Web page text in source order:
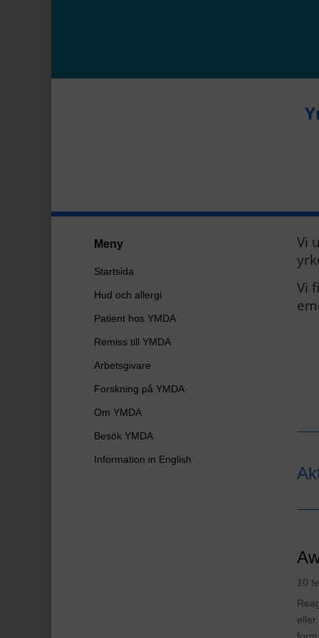
Meny
Startsida
Hud och allergi
Patient hos YMDA
Remiss till YMDA
Arbetsgivare
Forskning på YMDA
Om YMDA
Besök YMDA
Information in English
Vi
Vi
10
eller